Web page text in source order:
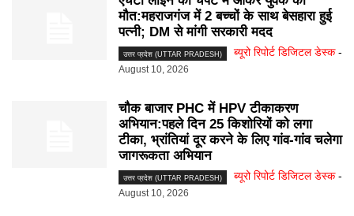
मौत:महराजगंज में 2 बच्चों के साथ बेसहारा हुई
पत्नी; DM से मांगी सरकारी मदद
उत्तर प्रदेश (UTTAR PRADESH) ब्यूरो रिपोर्ट डिजिटल डेस्क -
August 10, 2026
चौक बाजार PHC में HPV टीकाकरण
अभियान:पहले दिन 25 किशोरियों को लगा
टीका, भ्रांतियां दूर करने के लिए गांव-गांव चलेगा
जागरूकता अभियान
उत्तर प्रदेश (UTTAR PRADESH) ब्यूरो रिपोर्ट डिजिटल डेस्क -
August 10, 2026